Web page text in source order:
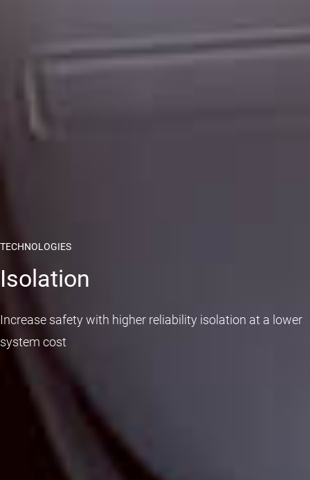
TECHNOLOGIES
Isolation
Increase safety with higher reliability isolation at a lower
system cost